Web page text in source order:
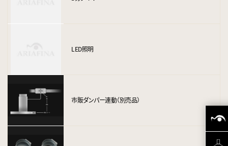
LED照明
市販ダンパー連動（別売品）